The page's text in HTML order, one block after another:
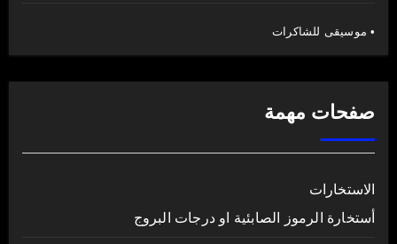
• موسيقى للشاكرات
صفحات مهمة
الاستخارات
أستخارة الرموز الصابئية او درجات البروج